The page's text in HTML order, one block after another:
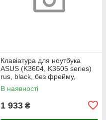
Клавіатура для ноутбука
ASUS (K3604, K3605 series)
rus, black, без фрейму,
підсвічування клавіш
В наявності
1 933 ₴